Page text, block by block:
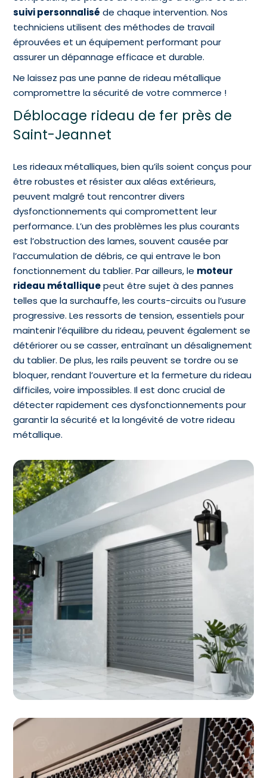
suivi personnalisé de chaque intervention. Nos
techniciens utilisent des méthodes de travail
éprouvées et un équipement performant pour
assurer un dépannage efficace et durable.
Ne laissez pas une panne de rideau métallique
compromettre la sécurité de votre commerce !
Déblocage rideau de fer près de
Saint-Jeannet
Les rideaux métalliques, bien qu’ils soient conçus pour
être robustes et résister aux aléas extérieurs,
peuvent malgré tout rencontrer divers
dysfonctionnements qui compromettent leur
performance. L’un des problèmes les plus courants
est l’obstruction des lames, souvent causée par
l’accumulation de débris, ce qui entrave le bon
fonctionnement du tablier. Par ailleurs, le moteur
rideau métalliquepeut être sujet à des pannes
telles que la surchauffe, les courts-circuits ou l’usure
progressive. Les ressorts de tension, essentiels pour
maintenir l’équilibre du rideau, peuvent également se
détériorer ou se casser, entraînant un désalignement
du tablier. De plus, les rails peuvent se tordre ou se
bloquer, rendant l’ouverture et la fermeture du rideau
difficiles, voire impossibles. Il est donc crucial de
détecter rapidement ces dysfonctionnements pour
garantir la sécurité et la longévité de votre rideau
métallique.